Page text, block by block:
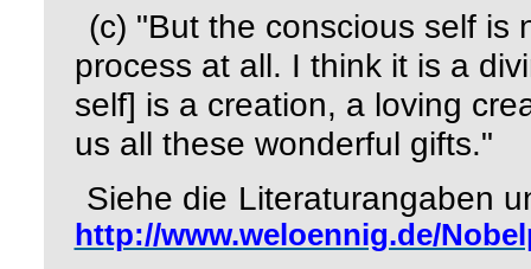
(c) "But the conscious self is
process at all. I think it is a
self] is a creation, a loving
us all these wonderful gifts."
Siehe die Literaturangaben
http://www.weloennig.de/